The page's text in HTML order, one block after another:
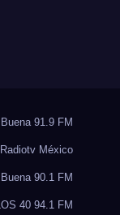
91.9 FM
México
90.1 FM
40 94.1 FM